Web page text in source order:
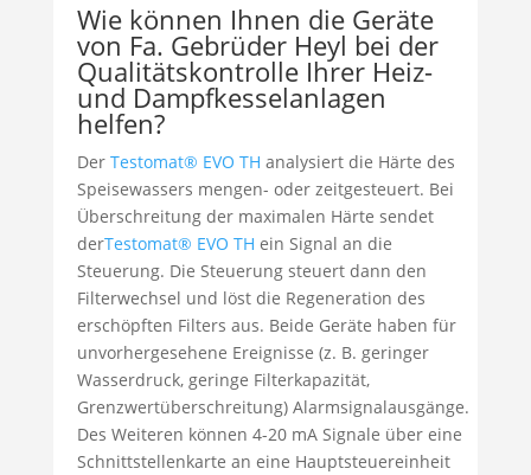
Wie können Ihnen die Geräte
von Fa. Gebrüder Heyl bei der
Qualitätskontrolle Ihrer Heiz-
und Dampfkesselanlagen
helfen?
Der Testomat® EVO TH analysiert die Härte des
Speisewassers mengen- oder zeitgesteuert. Bei
Überschreitung der maximalen Härte sendet
derTestomat® EVO TH ein Signal an die
Steuerung. Die Steuerung steuert dann den
Filterwechsel und löst die Regeneration des
erschöpften Filters aus. Beide Geräte haben für
unvorhergesehene Ereignisse (z. B. geringer
Wasserdruck, geringe Filterkapazität,
Grenzwertüberschreitung) Alarmsignalausgänge.
Des Weiteren können 4-20 mA Signale über eine
Schnittstellenkarte an eine Hauptsteuereinheit